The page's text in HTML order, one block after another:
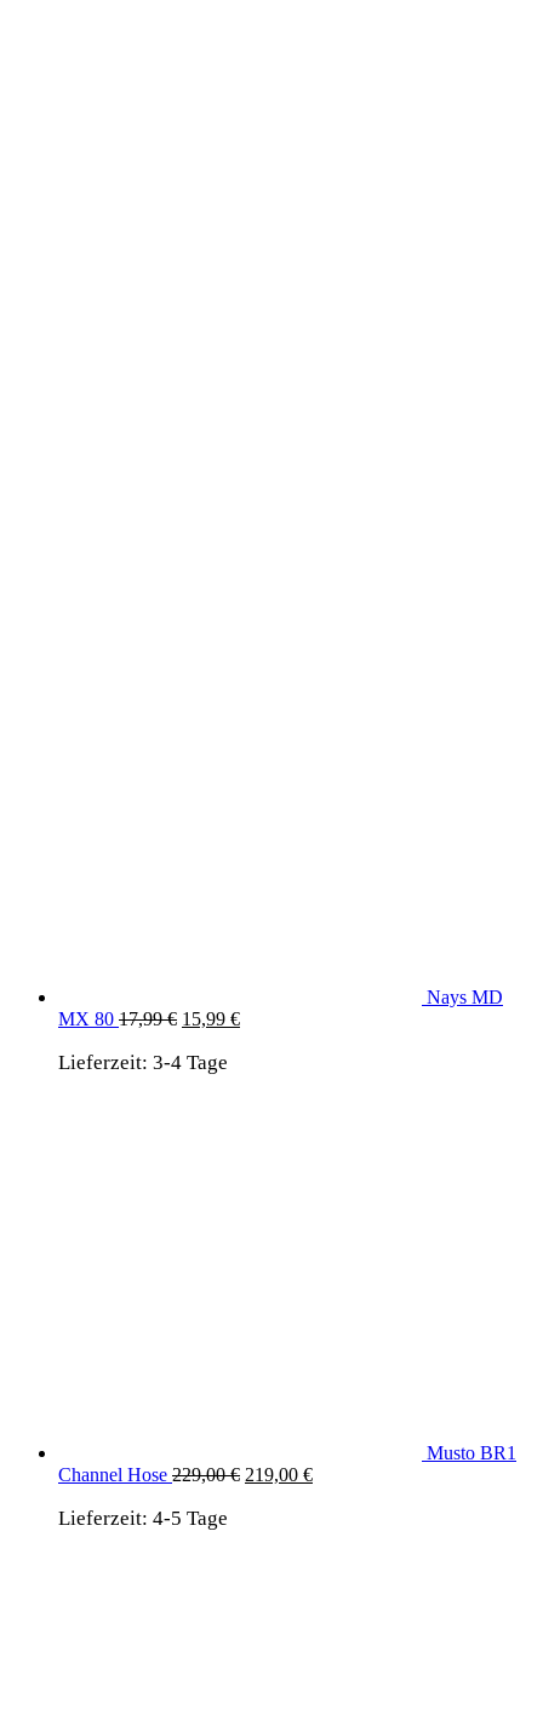
Nays MD
MX 80 17,99€ Ursprünglicher
war:
15,99 €Aktueller
Lieferzeit: 3-4 Tage
Musto BR1
Channel Hose 229,00€ Ursprünglicher
219,00 €Aktueller
Lieferzeit: 4-5 Tage